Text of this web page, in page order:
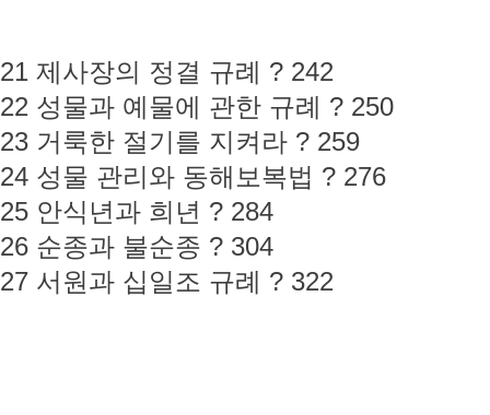
21 제사장의 정결 규례 ? 242
22 성물과 예물에 관한 규례 ? 250
23 거룩한 절기를 지켜라 ? 259
24 성물 관리와 동해보복법 ? 276
25 안식년과 희년 ? 284
26 순종과 불순종 ? 304
27 서원과 십일조 규례 ? 322